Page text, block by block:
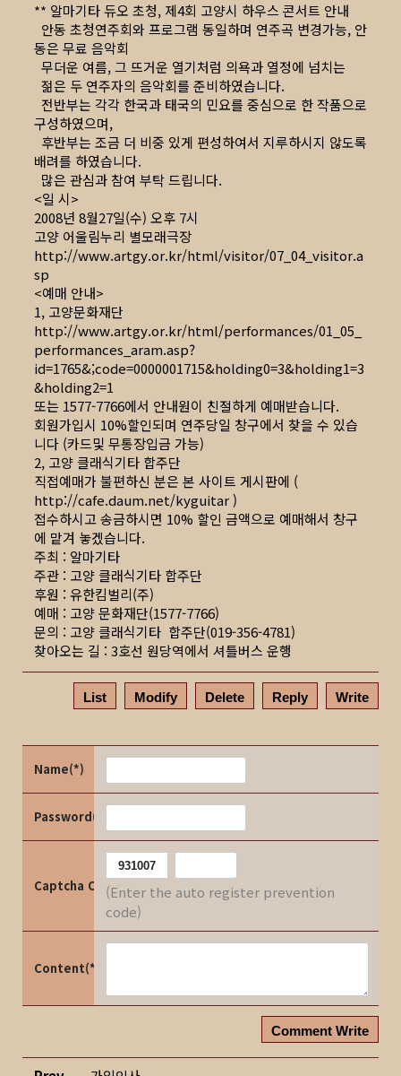
** 알마기타 듀오 초청, 제4회 고양시 하우스 콘서트 안내
안동 초청연주회와 프로그램 동일하며 연주곡 변경가능, 안
동은 무료 음악회
무더운 여름, 그 뜨거운 열기처럼 의욕과 열정에 넘치는
젊은 두 연주자의 음악회를 준비하였습니다.
전반부는 각각 한국과 태국의 민요를 중심으로 한 작품으로
구성하였으며,
후반부는 조금 더 비중 있게 편성하여서 지루하시지 않도록
배려를 하였습니다.
많은 관심과 참여 부탁 드립니다.
<일 시>
2008년 8월27일(수) 오후 7시
고양 어울림누리 별모래극장
http://www.artgy.or.kr/html/visitor/07_04_visitor.a
sp
<예매 안내>
1, 고양문화재단
http://www.artgy.or.kr/html/performances/01_05_
performances_aram.asp?
id=1765&;code=0000001715&holding0=3&holding1=3
&holding2=1
또는 1577-7766에서 안내원이 친절하게 예매받습니다.
회원가입시 10%할인되며 연주당일 창구에서 찾을 수 있습
니다 (카드및 무통장입금 가능)
2, 고양 클래식기타 합주단
직접예매가 불편하신 분은 본 사이트 게시판에 (
http://cafe.daum.net/kyguitar)
접수하시고 송금하시면 10% 할인 금액으로 예매해서 창구
에 맡겨 놓겠습니다.
주최 : 알마기타
주관 : 고양 클래식기타 합주단
후원 : 유한킴벌리(주)
예매 : 고양 문화재단(1577-7766)
문의 : 고양 클래식기타 합주단(019-356-4781)
찾아오는 길 : 3호선 원당역에서 셔틀버스 운행
List Modify Delete Reply Write
Name(*)
Password(*)
Captcha Code(Enter the auto register prevention
code)
Content(*)
Comment Write